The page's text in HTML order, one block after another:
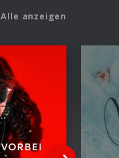
Alle anzeigen